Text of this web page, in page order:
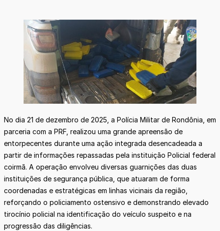
No dia 21 de dezembro de 2025, a Polícia Militar de Rondônia, em
parceria com a PRF, realizou uma grande apreensão de
entorpecentes durante uma ação integrada desencadeada a
partir de informações repassadas pela instituição Policial federal
coirmã. A operação envolveu diversas guarnições das duas
instituições de segurança pública, que atuaram de forma
coordenadas e estratégicas em linhas vicinais da região,
reforçando o policiamento ostensivo e demonstrando elevado
tirocínio policial na identificação do veículo suspeito e na
progressão das diligências.